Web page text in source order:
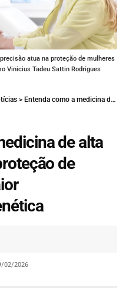
atua na proteção de mulheres
Vinicius Tadeu Sattin Rodrigues
> Entenda como a medicina de alta precisão atua na proteção de mulheres com maior vulnerabilidade genética
de alta
de
02/2026